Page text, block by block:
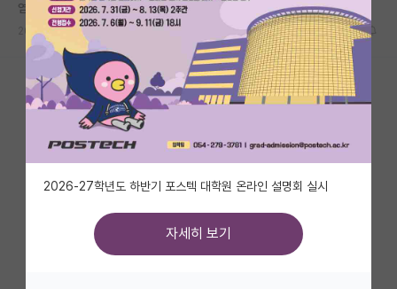
커뮤니티 홈
전체글보기
베스트 게시판
IF 명예의전당
자유 게시판(아무개랩)
미국 유학 게시판
미국 대학원 합격 후기 게시판
염세적인 빌헬름 뢴트겐*
2023.08.31
2026-27학년도 하반기 포스텍 대학원 온라인 설명회 실시
자세히 보기